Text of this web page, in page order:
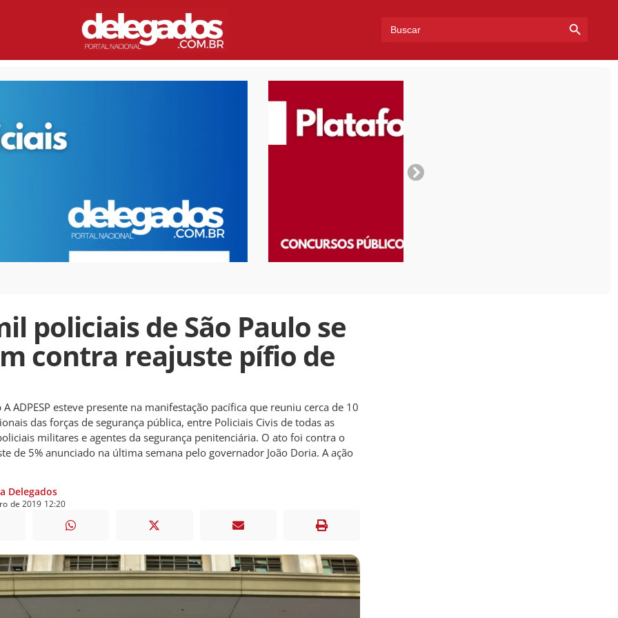
for:
policiais de São Paulo se
contra reajuste pífio de
A ADPESP esteve presente na manifestação pacífica que reuniu cerca de 10
das forças de segurança pública, entre Policiais Civis de todas as
militares e agentes da segurança penitenciária. O ato foi contra o
de 5% anunciado na última semana pelo governador João Doria. A ação
Delegados
de2019 12:20